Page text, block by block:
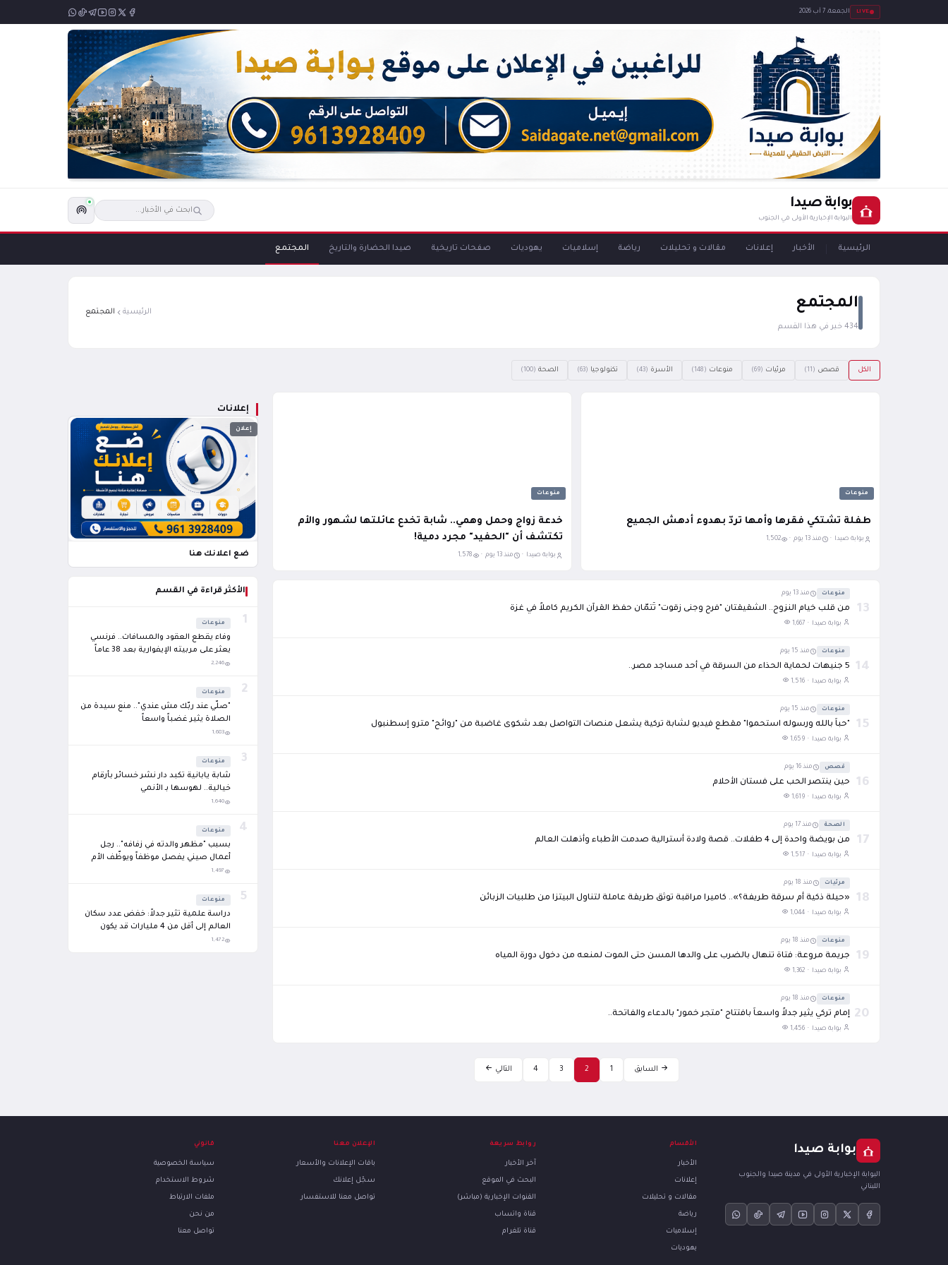
LIVE الجمعة، 7 آب 2026
بوابة صيدا
البوابة الإخبارية الأولى في الجنوب
الرئيسية الأخبار إعلانات مقالات و تحليلات رياضة إسلاميات يهوديات صفحات تاريخية صيدا الحضارة والتاريخ المجتمع
المجتمع
434 خبر في هذا القسم
الرئيسية المجتمع
الكل قصص (11) مرئيات (69) منوعات (148) الأسرة (43) تكنولوجيا (63) الصحة (100)
منوعات
طفلة تشتكي فقرها وأمها تردّ بهدوء أدهش الجميع
بوابة صيدا · منذ 13 يوم · 1,502
منوعات
خدعة زواج وحمل وهمي.. شابة تخدع عائلتها لشهور والأم
تكتشف أن "الحفيد" مجرد دمية!
بوابة صيدا · منذ 13 يوم · 1,578
13
منوعات منذ 13 يوم
من قلب خيام النزوح.. الشقيقتان "فرح وجنى زقوت" تُتمّان حفظ القرآن الكريم كاملاً في غزة
بوابة صيدا · 1,667
14
منوعات منذ 15 يوم
5 جنيهات لحماية الحذاء من السرقة في أحد مساجد مصر..
بوابة صيدا · 1,516
15
منوعات منذ 15 يوم
"حباً بالله ورسوله استحموا" مقطع فيديو لشابة تركية يشعل منصات التواصل بعد شكوى غاضبة من "روائح" مترو إسطنبول
بوابة صيدا · 1,659
16
قصص منذ 16 يوم
حين ينتصر الحب على فستان الأحلام
بوابة صيدا · 1,619
17
الصحة منذ 17 يوم
من بويضة واحدة إلى 4 طفلات.. قصة ولادة أسترالية صدمت الأطباء وأذهلت العالم
بوابة صيدا · 1,517
18
مرئيات منذ 18 يوم
«حيلة ذكية أم سرقة طريفة؟».. كاميرا مراقبة توثق طريقة عاملة لتناول البيتزا من طلبيات الزبائن
بوابة صيدا · 1,044
19
منوعات منذ 18 يوم
جريمة مروعة: فتاة تنهال بالضرب على والدها المسن حتى الموت لمنعه من دخول دورة المياه
بوابة صيدا · 1,362
20
منوعات منذ 18 يوم
إمام تركي يثير جدلاً واسعاً بافتتاح "متجر خمور" بالدعاء والفاتحة..
بوابة صيدا · 1,456
السابق 1
2
3
4 التالي
إعلانات
إعلان
ضع اعلانك هنا
الأكثر قراءة في القسم
1 منوعات
وفاء يقطع العقود والمسافات.. فرنسي
يعثر على مربيته الإيفوارية بعد 38 عاماً
ويُؤمّن حياتها
2,246
2 منوعات
"صلّي عند ربّك مش عندي".. منع سيدة من
الصلاة يثير غضباً واسعاً
1,683
3 منوعات
شابة يابانية تكبد دار نشر خسائر بأرقام
خيالية.. لهوسها بـ الأنمي
1,640
4 منوعات
بسبب "مظهر والدته في زفافه".. رجل
أعمال صيني يفصل موظفاً ويوظّف الأم
بدلاً عنه
1,497
5 منوعات
دراسة علمية تثير جدلاً: خفض عدد سكان
العالم إلى أقل من 4 مليارات قد يكون
الطريق لاستعادة توازن الكوكب
1,472
بوابة صيدا
البوابة الإخبارية الأولى في مدينة صيدا والجنوب
اللبناني
الأقسام
الأخبار
إعلانات
مقالات و تحليلات
رياضة
إسلاميات
يهوديات
روابط سريعة
آخر الأخبار
البحث في الموقع
القنوات الإخبارية (مباشر)
قناة واتساب
قناة تلغرام
الإعلان معنا
باقات الإعلانات والأسعار
سجّل إعلانك
تواصل معنا للاستفسار
قانوني
سياسة الخصوصية
شروط الاستخدام
ملفات الارتباط
من نحن
تواصل معنا